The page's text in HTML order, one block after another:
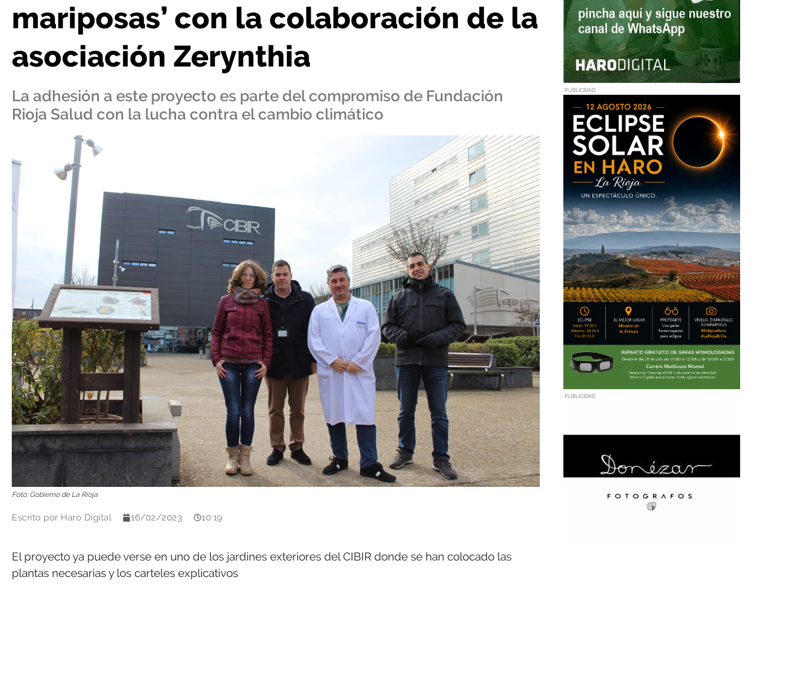
mariposas’ con la colaboración de la
asociación Zerynthia
La adhesión a este proyecto es parte del compromiso de Fundación
Rioja Salud con la lucha contra el cambio climático
Foto: Gobierno de La Rioja
Escrito por Haro Digital 16/02/2023 10:19
El proyecto ya puede verse en uno de los jardines exteriores del CIBIR donde se han colocado las
plantas necesarias y los carteles explicativos
PUBLICIDAD
PUBLICIDAD